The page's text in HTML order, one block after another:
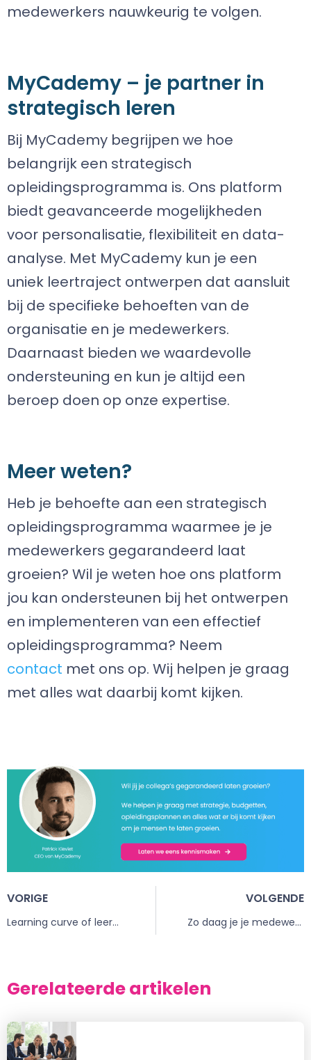
medewerkers nauwkeurig te volgen.
MyCademy – je partner in
strategisch leren
Bij MyCademy begrijpen we hoe
belangrijk een strategisch
opleidingsprogramma is. Ons platform
biedt geavanceerde mogelijkheden
voor personalisatie, flexibiliteit en data-
analyse. Met MyCademy kun je een
uniek leertraject ontwerpen dat aansluit
bij de specifieke behoeften van de
organisatie en je medewerkers.
Daarnaast bieden we waardevolle
ondersteuning en kun je altijd een
beroep doen op onze expertise.
Meer weten?
Heb je behoefte aan een strategisch
opleidingsprogramma waarmee je je
medewerkers gegarandeerd laat
groeien? Wil je weten hoe ons platform
jou kan ondersteunen bij het ontwerpen
en implementeren van een effectief
opleidingsprogramma? Neem
contact met ons op. Wij helpen je graag
met alles wat daarbij komt kijken.
VORIGE
Learning curve of leercurve van Maslow: een complete uitleg
VOLGENDE
Zo daag je je medewerkers uit en dit win je ermee
Gerelateerde artikelen